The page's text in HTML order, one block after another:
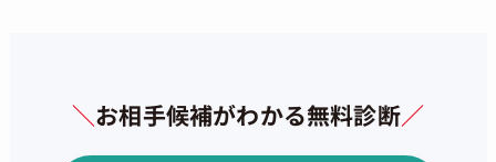
＼お相手候補がわかる無料診断／